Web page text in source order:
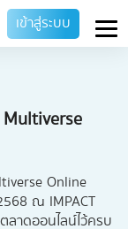
เข้าสู่ระบบ
Online
ณ IMPACT
าดออนไลน์ไว้ครบ